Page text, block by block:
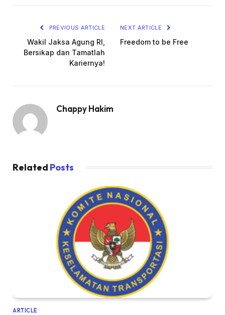
PREVIOUS ARTICLE
Wakil Jaksa Agung RI,
Bersikap dan Tamatlah
Kariernya!
NEXT ARTICLE
Freedom to be Free
Chappy Hakim
Related Posts
ARTICLE